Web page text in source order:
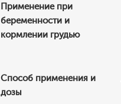
Применение при
беременности и
кормлении грудью
Способ применения и
дозы